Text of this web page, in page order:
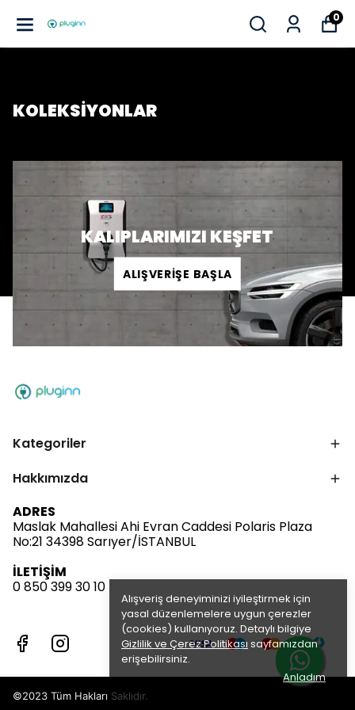
0
Alışveriş deneyiminizi iyileştirmek için
yasal düzenlemelere uygun çerezler
(cookies) kullanıyoruz. Detaylı bilgiye
Gizlilik ve Çerez Politikası sayfamızdan
erişebilirsiniz.
Anladım
KOLEKSİYONLAR
KALIPLARIMIZI KEŞFET
ALIŞVERİŞE BAŞLA
Kategoriler
Hakkımızda
ADRES
Maslak Mahallesi Ahi Evran Caddesi Polaris Plaza
No:21 34398 Sarıyer/İSTANBUL
İLETİŞİM
0 850 399 30 10
©2023 Tüm Hakları Saklıdır.